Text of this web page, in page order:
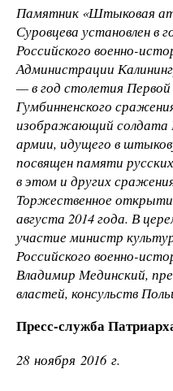
Памятник «Штыковая
Суровцева установлен в
Российского военно-
Администрации
— в год столетия
Гумбинненского
изображающий солдата
армии, идущего в
посвящен памяти
в этом и других
Торжественное
августа 2014 года. В
участие министр
Российского военно-
Владимир Мединский,
властей, консульств
Пресс-служба
28 ноября 2016 г.